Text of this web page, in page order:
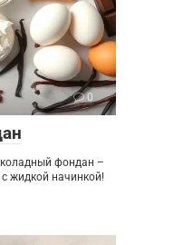
0
фондан –
жидкой начинкой!